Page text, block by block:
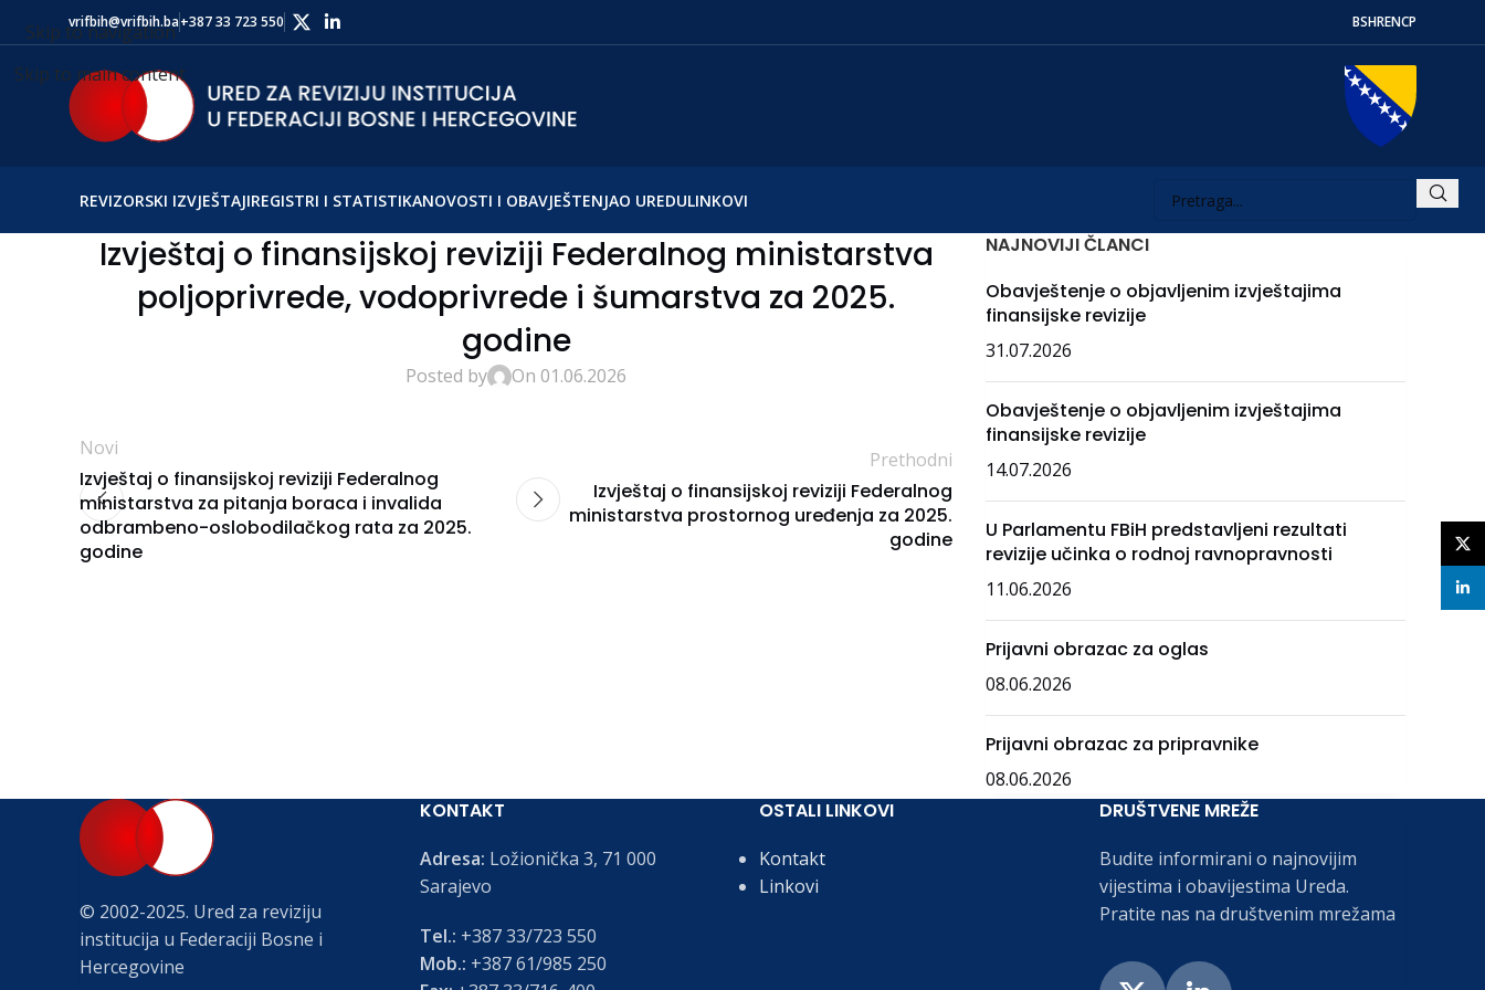
Skip to navigation
Skip to main content
vrifbih@vrifbih.ba+387 33 723 550 BSHRENСР
REVIZORSKI IZVJEŠTAJIREGISTRI I STATISTIKANOVOSTI I OBAVJEŠTENJAO UREDULINKOVI
Izvještaj o finansijskoj reviziji Federalnog ministarstva
poljoprivrede, vodoprivrede i šumarstva za 2025.
godine
Posted by On 01.06.2026
Novi
Izvještaj o finansijskoj reviziji Federalnog
ministarstva za pitanja boraca i invalida
odbrambeno-oslobodilačkog rata za 2025.
godine
Prethodni
Izvještaj o finansijskoj reviziji Federalnog
ministarstva prostornog uređenja za 2025.
godine
NAJNOVIJI ČLANCI
Obavještenje o objavljenim izvještajima
finansijske revizije
31.07.2026
Obavještenje o objavljenim izvještajima
finansijske revizije
14.07.2026
U Parlamentu FBiH predstavljeni rezultati
revizije učinka o rodnoj ravnopravnosti
11.06.2026
Prijavni obrazac za oglas
08.06.2026
Prijavni obrazac za pripravnike
08.06.2026
© 2002-2025. Ured za reviziju
institucija u Federaciji Bosne i
Hercegovine
KONTAKT
Adresa: Ložionička 3, 71 000
Sarajevo
Tel.: +387 33/723 550
Mob.: +387 61/985 250
OSTALI LINKOVI
Kontakt
Linkovi
DRUŠTVENE MREŽE
Budite informirani o najnovijim
vijestima i obavijestima Ureda.
Pratite nas na društvenim mrežama